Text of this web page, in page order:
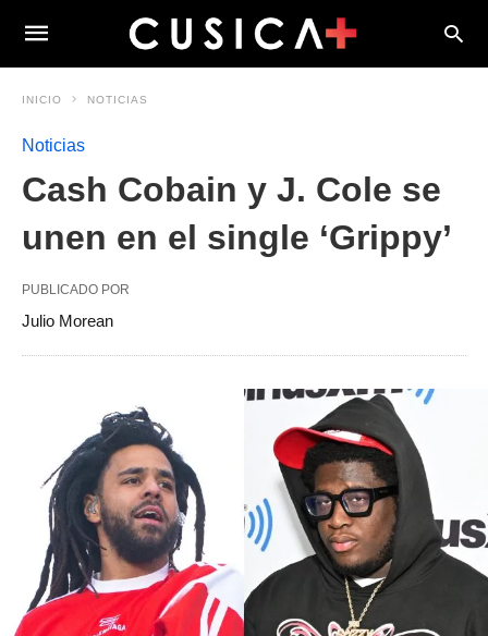
INICIO NOTICIAS
Noticias
Cash Cobain y J. Cole se
unen en el single ‘Grippy’
PUBLICADO POR
Julio Morean